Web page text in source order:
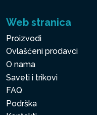
Web stranica
Proizvodi
Ovlašćeni prodavci
O nama
Saveti i trikovi
FAQ
Podrška